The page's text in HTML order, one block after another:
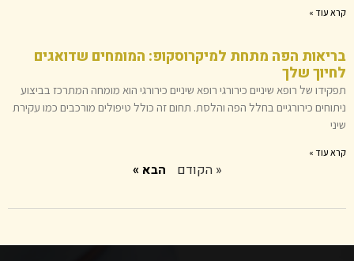
קרא עוד »
בריאות הפה מתחת למיקרוסקופ: המומחים שדואגים
לחיוך שלך
תפקידו של רופא שיניים כירורגי רופא שיניים כירורגי הוא מומחה המתרכז בביצוע
ניתוחים כירורגיים בחלל הפה והלסת. תחום זה כולל טיפולים מורכבים כמו עקירת
שיני
קרא עוד »
« הקודם הבא »